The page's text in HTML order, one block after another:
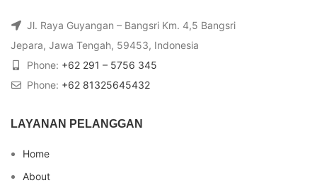
Jl. Raya Guyangan – Bangsri Km. 4,5 Bangsri
Jepara, Jawa Tengah, 59453, Indonesia
Phone: +62 291 – 5756 345
Phone: +62 81325645432
LAYANAN PELANGGAN
Home
About